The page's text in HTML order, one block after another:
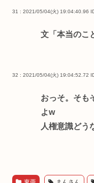
31 : 2021/05/04(火) 19:04:40.96
文「本当のこ
32 : 2021/05/04(火) 19:04:52.72
おっそ。そも
よw
人権意識どう